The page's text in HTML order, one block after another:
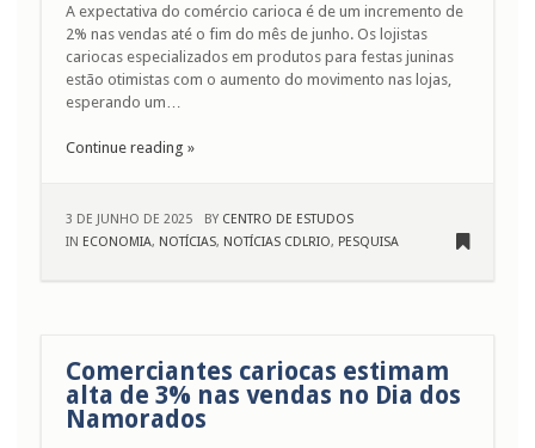
A expectativa do comércio carioca é de um incremento de
2% nas vendas até o fim do mês de junho. Os lojistas
cariocas especializados em produtos para festas juninas
estão otimistas com o aumento do movimento nas lojas,
esperando um…
Continue reading »
3 DE JUNHO DE 2025 BY CENTRO DE ESTUDOS
IN ECONOMIA, NOTÍCIAS, NOTÍCIAS CDLRIO, PESQUISA
Comerciantes cariocas estimam
alta de 3% nas vendas no Dia dos
Namorados